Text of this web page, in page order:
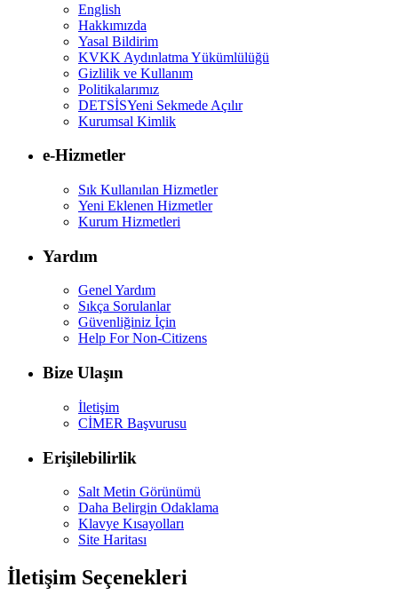
English
Hakkımızda
Yasal Bildirim
KVKK Aydınlatma Yükümlülüğü
Gizlilik ve Kullanım
Politikalarımız
DETSİSYeni Sekmede Açılır
Kurumsal Kimlik
e-Hizmetler
Sık Kullanılan Hizmetler
Yeni Eklenen Hizmetler
Kurum Hizmetleri
Yardım
Genel Yardım
Sıkça Sorulanlar
Güvenliğiniz İçin
Help For Non-Citizens
Bize Ulaşın
İletişim
CİMER Başvurusu
Erişilebilirlik
Salt Metin Görünümü
Daha Belirgin Odaklama
Klavye Kısayolları
Site Haritası
İletişim Seçenekleri